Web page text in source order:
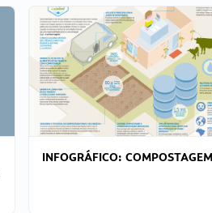
INFOGRÁFICO: COMPOSTAGEM